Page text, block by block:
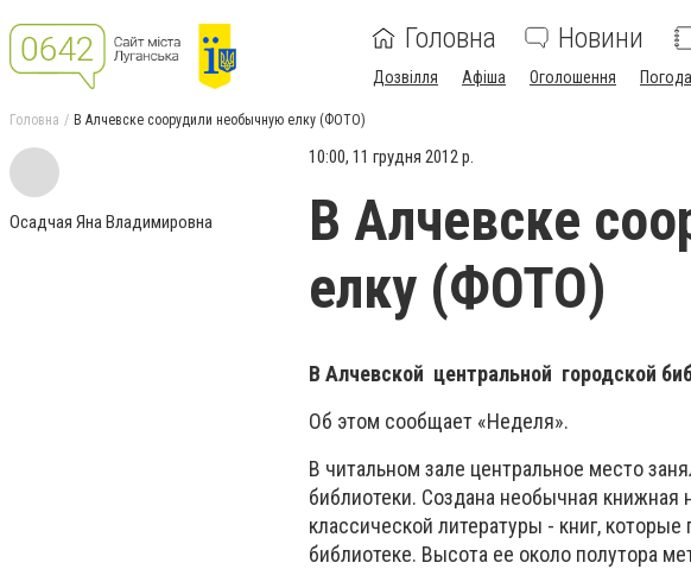
Головна Новини
Дозвілля Афіша Оголошення Погода
Головна В Алчевске соорудили необычную елку (ФОТО)
Осадчая Яна Владимировна
10:00, 11 грудня 2012 р.
В Алчевске
елку (ФОТО)
В Алчевской центральной городской
Об этом сообщает «Неделя».
В читальном зале центральное место
библиотеки. Создана необычная книжная
классической литературы - книг,
библиотеке. Высота ее около полутора